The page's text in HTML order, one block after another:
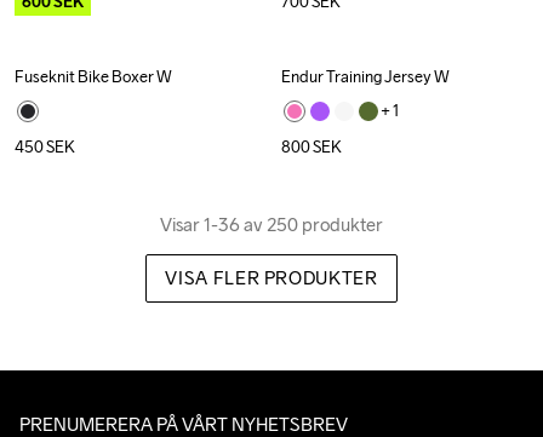
Recycled
Fuseknit Bike Boxer W
450SEK
Endur Training Jersey W
+ 1
800SEK
Visar 1-36 av 250 produkter
VISA FLER PRODUKTER
PRENUMERERA PÅ VÅRT NYHETSBREV